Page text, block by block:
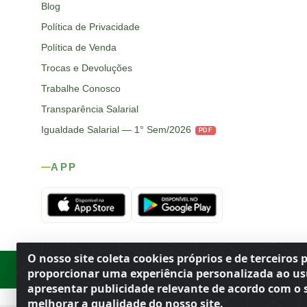
O nosso site coleta cookies próprios e de terceiros
proporcionar uma experiência personalizada ao
apresentar publicidade relevante de acordo com o
melhorar a qualidade do nosso site.
Blog
Política de Privacidade
Política de Venda
Trocas e Devoluções
Trabalhe Conosco
Transparência Salarial
Igualdade Salarial — 1° Sem/2026
PDF
APP
Rod. SP-215, s/n, km 98 — Área Rural Porto Ferreira/ ·